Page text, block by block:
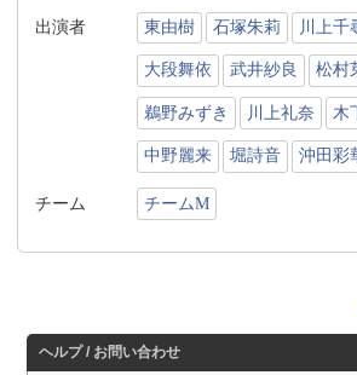
出演者 東由樹 石塚朱莉 川上千
大段舞依 武井紗良 松村
鵜野みずき 川上礼奈 木
中野麗来 堀詩音 沖田彩
チーム チームM
ヘルプ / お問い合わせ